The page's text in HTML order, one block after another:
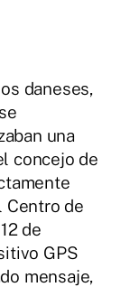
daneses,
una
concejo de
Centro de
de
GPS
mensaje,